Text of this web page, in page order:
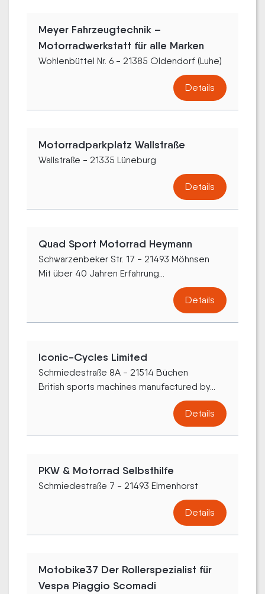
Meyer Fahrzeugtechnik –
Motorradwerkstatt für alle Marken
Wohlenbüttel Nr. 6 - 21385 Oldendorf (Luhe)
Details
Motorradparkplatz Wallstraße
Wallstraße - 21335 Lüneburg
Details
Quad Sport Motorrad Heymann
Schwarzenbeker Str. 17 - 21493 Möhnsen
Mit über 40 Jahren Erfahrung...
Details
Iconic-Cycles Limited
Schmiedestraße 8A - 21514 Büchen
British sports machines manufactured by...
Details
PKW & Motorrad Selbsthilfe
Schmiedestraße 7 - 21493 Elmenhorst
Details
Motobike37 Der Rollerspezialist für
Vespa Piaggio Scomadi